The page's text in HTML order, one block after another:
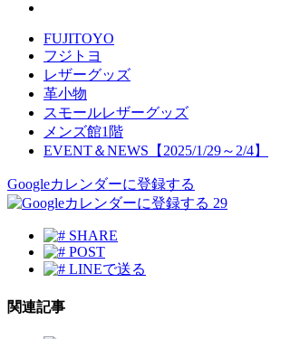
FUJITOYO
フジトヨ
レザーグッズ
革小物
スモールレザーグッズ
メンズ館1階
EVENT＆NEWS【2025/1/29～2/4】
Googleカレンダーに登録する
29
SHARE
POST
LINEで送る
関連記事